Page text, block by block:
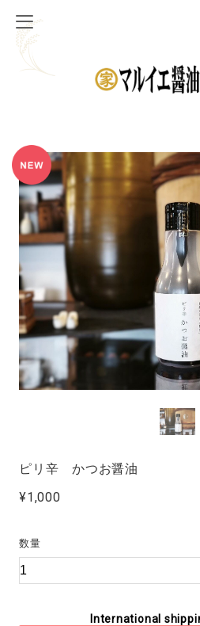
ピリ辛 かつお醤油
¥1,000
数量
International